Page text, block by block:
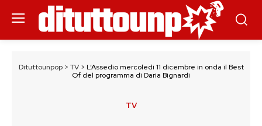
Dituttounpop> TV> L’Assedio mercoledì 11 dicembre in onda il Best
Of del programma di Daria Bignardi
TV